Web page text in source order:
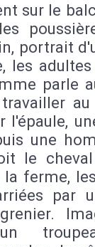
sur le
portrait
les
parle
l'épaule,
une
le
la ferme,
par
un